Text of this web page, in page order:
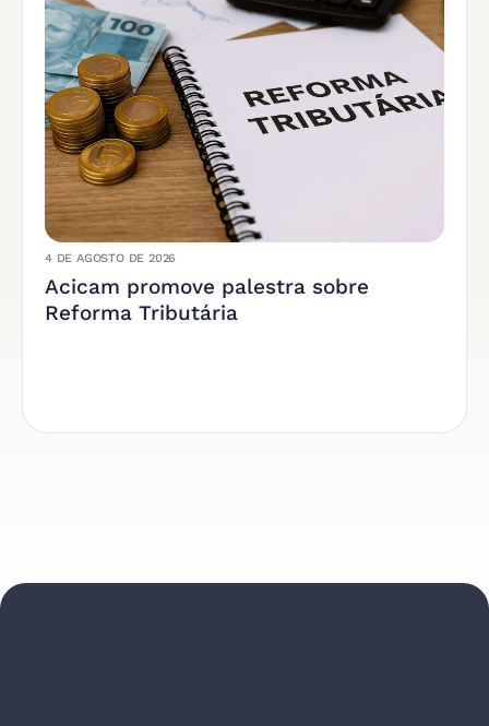
4 DE AGOSTO DE 2026
Acicam promove palestra sobre
Reforma Tributária